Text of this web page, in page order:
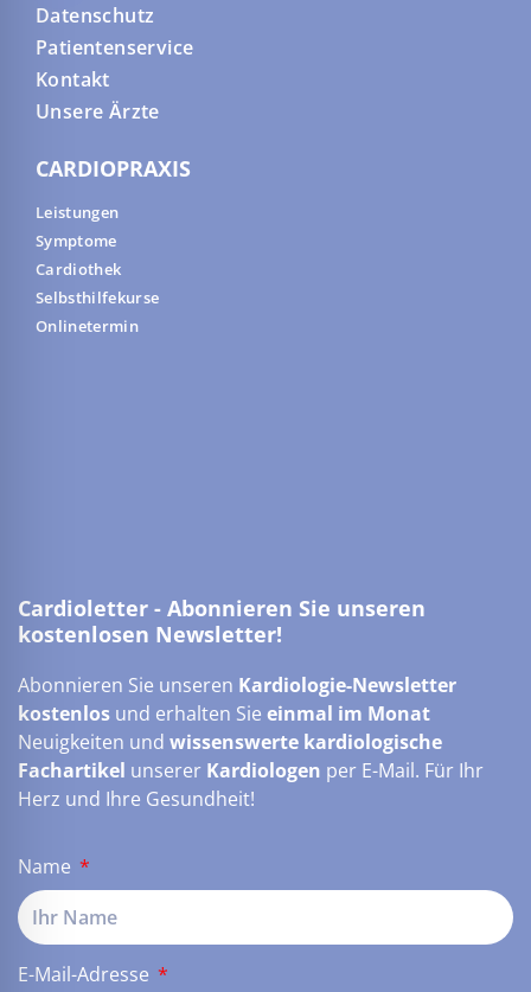
Datenschutz
Patientenservice
Kontakt
Unsere Ärzte
CARDIOPRAXIS
Leistungen
Symptome
Cardiothek
Selbsthilfekurse
Onlinetermin
Cardioletter - Abonnieren Sie unseren
kostenlosen Newsletter!
Abonnieren Sie unseren Kardiologie-Newsletter
kostenlos und erhalten Sie einmal im Monat
Neuigkeiten und wissenswerte kardiologische
Fachartikel unserer Kardiologen per E-Mail. Für Ihr
Herz und Ihre Gesundheit!
Name
E-Mail-Adresse